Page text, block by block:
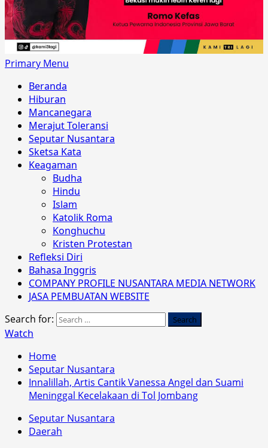
Primary Menu
Beranda
Hiburan
Mancanegara
Merajut Toleransi
Seputar Nusantara
Sketsa Kata
Keagaman
Budha
Hindu
Islam
Katolik Roma
Konghuchu
Kristen Protestan
Refleksi Diri
Bahasa Inggris
COMPANY PROFILE NUSANTARA MEDIA NETWORK
JASA PEMBUATAN WEBSITE
Search for:
Watch
Home
Seputar Nusantara
Innalillah, Artis Cantik Vanessa Angel dan Suami
Meninggal Kecelakaan di Tol Jombang
Seputar Nusantara
Daerah